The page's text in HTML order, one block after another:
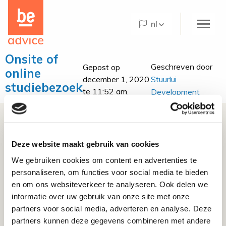
Deze website maakt gebruik van cookies
We gebruiken cookies om content en advertenties te
personaliseren, om functies voor social media te bieden
en om ons websiteverkeer te analyseren. Ook delen we
informatie over uw gebruik van onze site met onze
partners voor social media, adverteren en analyse. Deze
partners kunnen deze gegevens combineren met andere
the
care
concept
logo
Home
Over Be Advice
Be@Home
Wat we doen
Projecten
De Hogeweyk
Nieuws
nl
Onsite of
online
studiebezoek
Gepost op
december 1, 2020
te 11:52 am.
Geschreven door
Stuurlui
Development
contact opnemen